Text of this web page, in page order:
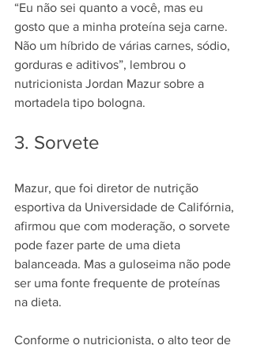
“Eu não sei quanto a você, mas eu
gosto que a minha proteína seja carne.
Não um híbrido de várias carnes, sódio,
gorduras e aditivos”, lembrou o
nutricionista Jordan Mazur sobre a
mortadela tipo bologna.
3. Sorvete
Mazur, que foi diretor de nutrição
esportiva da Universidade de Califórnia,
afirmou que com moderação, o sorvete
pode fazer parte de uma dieta
balanceada. Mas a guloseima não pode
ser uma fonte frequente de proteínas
na dieta.
Conforme o nutricionista, o alto teor de